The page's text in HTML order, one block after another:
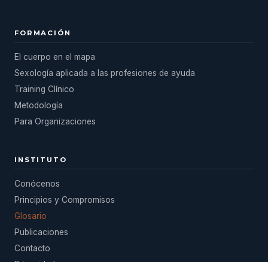
FORMACIÓN
El cuerpo en el mapa
Sexología aplicada a las profesiones de ayuda
Training Clínico
Metodología
Para Organizaciones
INSTITUTO
Conócenos
Principios y Compromisos
Glosario
Publicaciones
Contacto